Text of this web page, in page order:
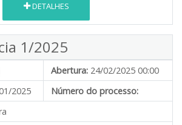
DETALHES
1/2025
Abertura: 24/02/2025 00:00
2025
Número do processo: